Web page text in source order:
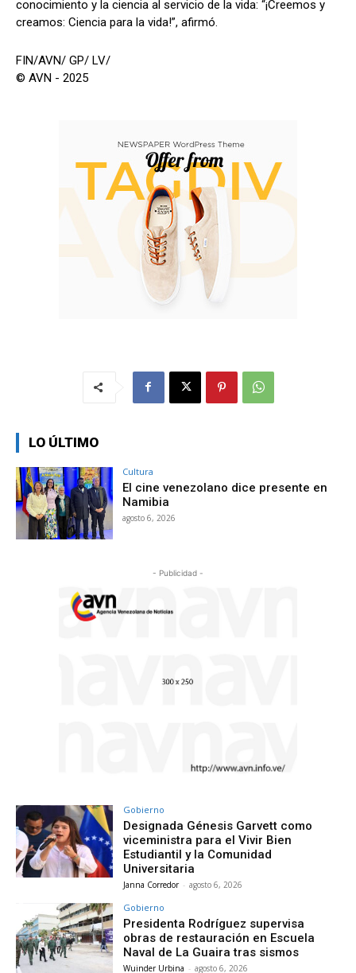
conocimiento y la ciencia al servicio de la vida: “¡Creemos y
creamos: Ciencia para la vida!”, afirmó.
FIN/AVN/ GP/ LV/
© AVN - 2025
LO ÚLTIMO
Cultura
El cine venezolano dice presente en
Namibia
agosto 6, 2026
- Publicidad -
Gobierno
Designada Génesis Garvett como
viceministra para el Vivir Bien
Estudiantil y la Comunidad
Universitaria
Janna Corredor - agosto 6, 2026
Gobierno
Presidenta Rodríguez supervisa
obras de restauración en Escuela
Naval de La Guaira tras sismos
Wuinder Urbina - agosto 6, 2026